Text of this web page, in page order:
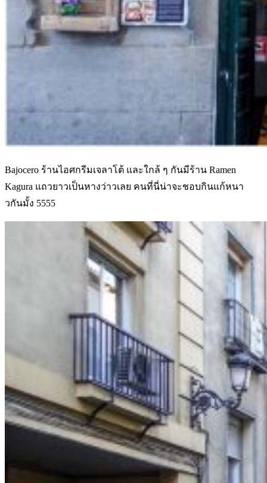
Bajocero ร้านไอศกรีมเจลาโต้ และใกล้ ๆ กันมีร้าน Ramen
Kagura แถวยาวเป็นหางว่าวเลย คนที่นี่น่าจะชอบกินแก้หนา
วกันมั้ง 5555